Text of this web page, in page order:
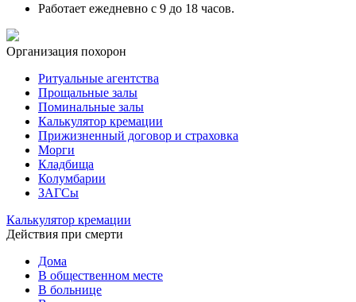
Работает ежедневно с 9 до 18 часов.
Организация похорон
Ритуальные агентства
Прощальные залы
Поминальные залы
Калькулятор кремации
Прижизненный договор и страховка
Морги
Кладбища
Колумбарии
ЗАГСы
Калькулятор кремации
Действия при смерти
Дома
В общественном месте
В больнице